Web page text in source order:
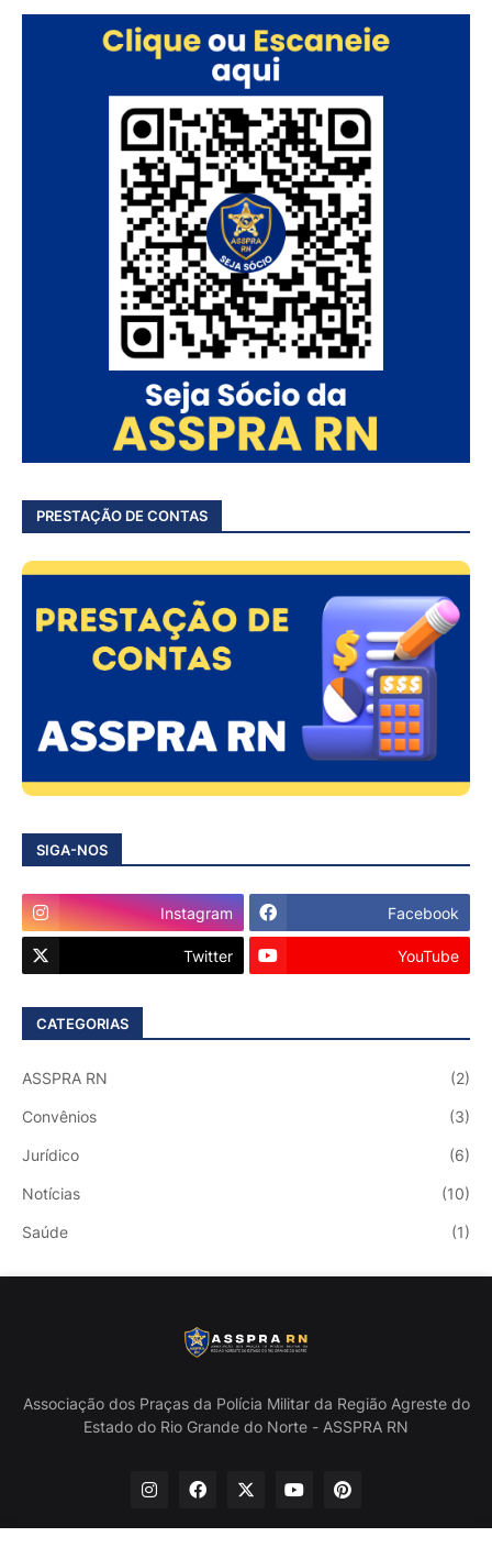
PRESTAÇÃO DE CONTAS
SIGA-NOS
Instagram Facebook
Twitter YouTube
CATEGORIAS
ASSPRA RN (2)
Convênios (3)
Jurídico (6)
Notícias (10)
Saúde (1)
Associação dos Praças da Polícia Militar da Região Agreste do
Estado do Rio Grande do Norte - ASSPRA RN